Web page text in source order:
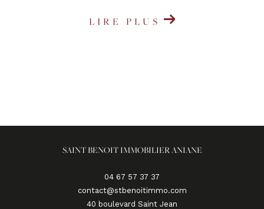
LIRE PLUS
SAINT BENOIT IMMOBILIER ANIANE
04 67 57 37 37
contact@stbenoitimmo.com
40 boulevard Saint Jean